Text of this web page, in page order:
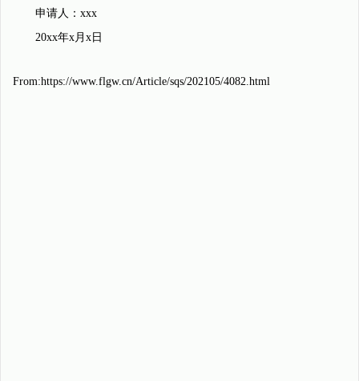
申请人：xxx
20xx年x月x日
From:https://www.flgw.cn/Article/sqs/202105/4082.html